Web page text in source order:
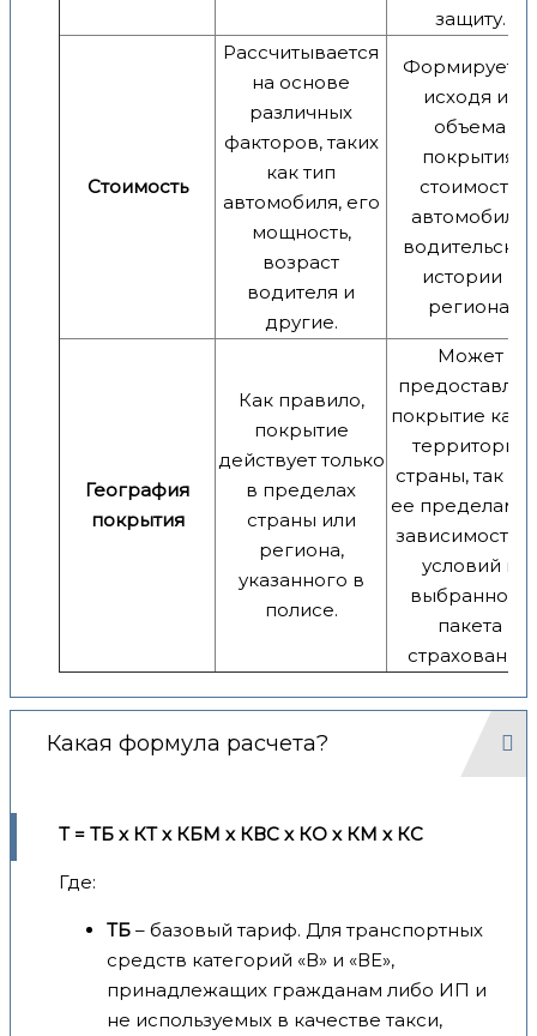
защиту.
Стоимость
Рассчитывается
на основе
различных
факторов, таких
как тип
автомобиля, его
мощность,
возраст
водителя и
другие.
Формируется
исходя из
объема
покрытия,
стоимости
автомобиля,
водительской
истории и
региона.
География
покрытия
Как правило,
покрытие
действует только
в пределах
страны или
региона,
указанного в
полисе.
Может
покрытие как
территории
страны, так и
ее пределами,
зависимости
условий и
выбранного
пакета
страхования.
Какая формула расчета?
Т = ТБ x КТ x КБМ x КВС x КО x КМ x КС
Где:
ТБ – базовый тариф. Для транспортных
средств категорий «В» и «ВЕ»,
принадлежащих гражданам либо ИП и
не используемых в качестве такси,